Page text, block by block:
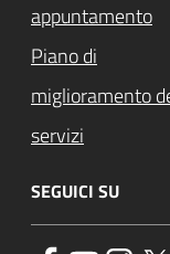
appuntamento
Piano di
miglioramento
servizi
SEGUICI SU